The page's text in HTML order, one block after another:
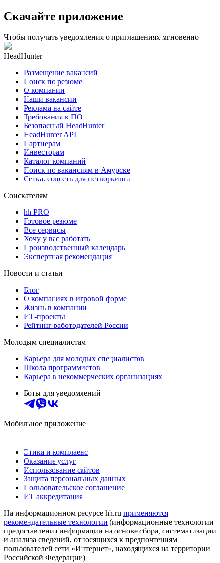
Скачайте приложение
Чтобы получать уведомления о приглашениях мгновенно
HeadHunter
Размещение вакансий
Поиск по резюме
О компании
Наши вакансии
Реклама на сайте
Требования к ПО
Безопасный HeadHunter
HeadHunter API
Партнерам
Инвесторам
Каталог компаний
Поиск по вакансиям в Амурске
Сетка: соцсеть для нетворкинга
Соискателям
hh PRO
Готовое резюме
Все сервисы
Хочу у вас работать
Производственный календарь
Экспертная рекомендация
Новости и статьи
Блог
О компаниях в игровой форме
Жизнь в компании
ИТ-проекты
Рейтинг работодателей России
Молодым специалистам
Карьера для молодых специалистов
Школа программистов
Карьера в некоммерческих организациях
Боты для уведомлений
Мобильное приложение
Этика и комплаенс
Оказание услуг
Использование сайтов
Защита персональных данных
Пользовательское соглашение
ИТ аккредитация
На информационном ресурсе hh.ru применяются
рекомендательные технологии (информационные технологии
предоставления информации на основе сбора, систематизации
и анализа сведений, относящихся к предпочтениям
пользователей сети «Интернет», находящихся на территории
Российской Федерации)